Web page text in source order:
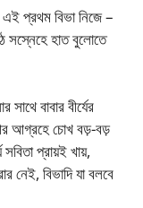
এই প্রথম বিভা নিজে –
সস্নেহে হাত বুলোতে
বাবার বীর্যের
আগ্রহে চোখ বড়-বড়
সবিতা প্রায়ই খায়,
নেই, বিভাদি যা বলবে